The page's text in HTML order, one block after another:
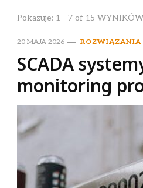
Pokazuje: 1 - 7 of 15
20 MAJA 2026 ROZWIĄZANIA
SCADA
monitoring